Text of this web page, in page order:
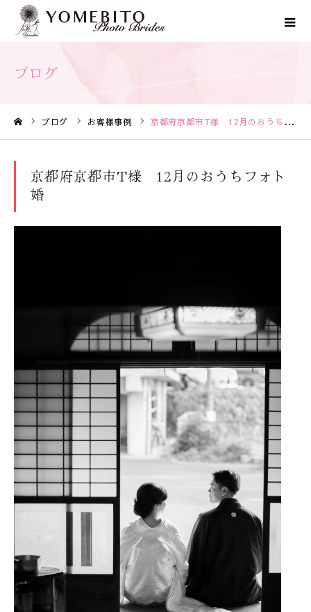
ブログ
ブログ お客様事例 京都府京都市T様 12月のおうちフォト婚
京都府京都市T様 12月のおうちフォト
婚